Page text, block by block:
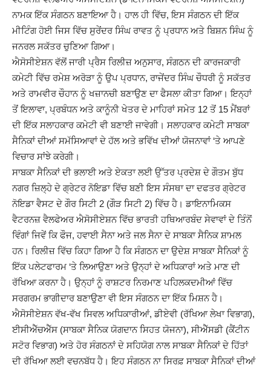
ਨਾਮਕ ਇੱਕ ਸੰਗਠਨ ਬਣਾਇਆ ਹੈ। ਹਾਲ ਹੀ ਵਿੱਚ, ਇਸ ਸੰਗਠਨ ਦੀ ਇੱਕ
ਮੀਟਿੰਗ ਹੋਈ ਜਿਸ ਵਿੱਚ ਸੁਰੇਂਦਰ ਸਿੰਘ ਰਾਵਤ ਨੂੰ ਪ੍ਰਧਾਨ ਅਤੇ ਬਿਸ਼ਨ ਸਿੰਘ ਨੂੰ
ਜਨਰਲ ਸਕੱਤਰ ਚੁਣਿਆ ਗਿਆ।
ਐਸੋਸੀਏਸ਼ਨ ਵੱਲੋਂ ਜਾਰੀ ਪ੍ਰੈਸ ਰਿਲੀਜ਼ ਅਨੁਸਾਰ, ਸੰਗਠਨ ਦੀ ਕਾਰਜਕਾਰੀ
ਕਮੇਟੀ ਵਿੱਚ ਰਮੇਸ਼ ਅਰੋੜਾ ਨੂੰ ਉਪ ਪ੍ਰਧਾਨ, ਰਾਜੇਂਦਰ ਸਿੰਘ ਚੌਧਰੀ ਨੂੰ ਸਕੱਤਰ
ਅਤੇ ਰਾਮਵੀਰ ਚੌਹਾਨ ਨੂੰ ਖਜ਼ਾਨਚੀ ਬਣਾਉਣ ਦਾ ਫੈਸਲਾ ਕੀਤਾ ਗਿਆ। ਇਨ੍ਹਾਂ
ਤੋਂ ਇਲਾਵਾ, ਪ੍ਰਬੰਧਨ ਅਤੇ ਕਾਨੂੰਨੀ ਖੇਤਰ ਦੇ ਮਾਹਿਰਾਂ ਸਮੇਤ 12 ਤੋਂ 15 ਮੈਂਬਰਾਂ
ਦੀ ਇੱਕ ਸਲਾਹਕਾਰ ਕਮੇਟੀ ਵੀ ਬਣਾਈ ਜਾਵੇਗੀ। ਸਲਾਹਕਾਰ ਕਮੇਟੀ ਸਾਬਕਾ
ਸੈਨਿਕਾਂ ਦੀਆਂ ਸਮੱਸਿਆਵਾਂ ਦੇ ਹੱਲ ਅਤੇ ਭਵਿੱਖ ਦੀਆਂ ਯੋਜਨਾਵਾਂ ‘ਤੇ ਆਪਣੇ
ਵਿਚਾਰ ਸਾਂਝੇ ਕਰੇਗੀ।
ਸਾਬਕਾ ਸੈਨਿਕਾਂ ਦੀ ਭਲਾਈ ਅਤੇ ਏਕਤਾ ਲਈ ਉੱਤਰ ਪ੍ਰਦੇਸ਼ ਦੇ ਗੌਤਮ ਬੁੱਧ
ਨਗਰ ਜ਼ਿਲ੍ਹੇ ਦੇ ਗ੍ਰੇਟਰ ਨੋਇਡਾ ਵਿੱਚ ਬਣੀ ਇਸ ਸੰਸਥਾ ਦਾ ਦਫਤਰ ਗ੍ਰੇਟਰ
ਨੋਇਡਾ ਵੈਸਟ ਦੇ ਗੌਰ ਸਿਟੀ 2 (ਗੌੜ ਸਿਟੀ 2) ਵਿੱਚ ਹੈ। ਡਾਇਨਾਮਿਕਸ
ਵੈਟਰਨਜ਼ ਵੈਲਫੇਅਰ ਐਸੋਸੀਏਸ਼ਨ ਵਿੱਚ ਭਾਰਤੀ ਹਥਿਆਰਬੰਦ ਸੇਵਾਵਾਂ ਦੇ ਤਿੰਨੋਂ
ਵਿੰਗਾਂ ਜਿਵੇਂ ਕਿ ਫੌਜ, ਹਵਾਈ ਸੈਨਾ ਅਤੇ ਜਲ ਸੈਨਾ ਦੇ ਸਾਬਕਾ ਸੈਨਿਕ ਸ਼ਾਮਲ
ਹਨ। ਰਿਲੀਜ਼ ਵਿੱਚ ਕਿਹਾ ਗਿਆ ਹੈ ਕਿ ਸੰਗਠਨ ਦਾ ਉਦੇਸ਼ ਸਾਬਕਾ ਸੈਨਿਕਾਂ ਨੂੰ
ਇੱਕ ਪਲੇਟਫਾਰਮ ‘ਤੇ ਲਿਆਉਣਾ ਅਤੇ ਉਨ੍ਹਾਂ ਦੇ ਅਧਿਕਾਰਾਂ ਅਤੇ ਮਾਣ ਦੀ
ਰੱਖਿਆ ਕਰਨਾ ਹੈ। ਉਨ੍ਹਾਂ ਨੂੰ ਰਾਸ਼ਟਰ ਨਿਰਮਾਣ ਪਹਿਲਕਦਮੀਆਂ ਵਿੱਚ
ਸਰਗਰਮ ਭਾਗੀਦਾਰ ਬਣਾਉਣਾ ਵੀ ਇਸ ਸੰਗਠਨ ਦਾ ਇੱਕ ਮਿਸ਼ਨ ਹੈ।
ਐਸੋਸੀਏਸ਼ਨ ਵੱਖ-ਵੱਖ ਸਿਵਲ ਅਧਿਕਾਰੀਆਂ, ਡੀਏਵੀ (ਰੱਖਿਆ ਲੇਖਾ ਵਿਭਾਗ),
ਈਸੀਐੱਚਐੱਸ (ਸਾਬਕਾ ਸੈਨਿਕ ਯੋਗਦਾਨ ਸਿਹਤ ਯੋਜਨਾ), ਸੀਐੱਸਡੀ (ਕੈਂਟੀਨ
ਸਟੋਰ ਵਿਭਾਗ) ਅਤੇ ਹੋਰ ਸੰਗਠਨਾਂ ਦੇ ਸਹਿਯੋਗ ਨਾਲ ਸਾਬਕਾ ਸੈਨਿਕਾਂ ਦੇ ਹਿੱਤਾਂ
ਦੀ ਰੱਖਿਆ ਲਈ ਵਚਨਬੱਧ ਹੈ। ਇਹ ਸੰਗਠਨ ਨਾ ਸਿਰਫ਼ ਸਾਬਕਾ ਸੈਨਿਕਾਂ ਦੀਆਂ